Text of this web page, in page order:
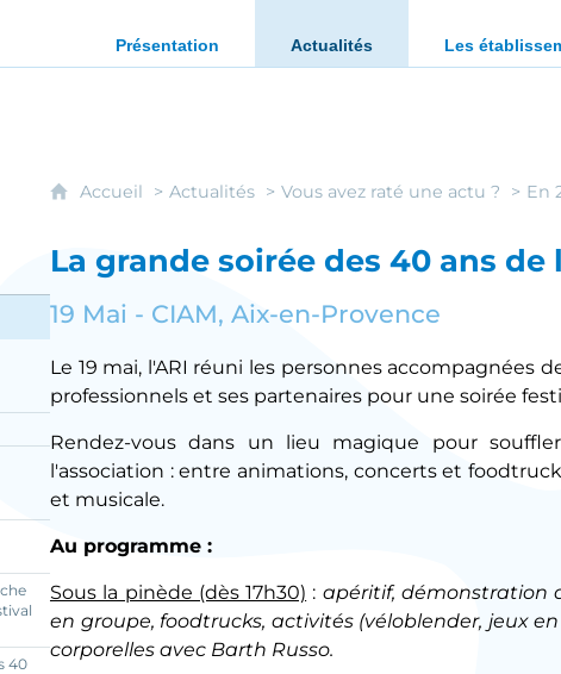
régionale pour l'intégration des personnes en situation
Présentation Actualités Les
40
Accueil Actualités Vous avez raté une actu ? En
La grande soirée des 40 ans de
19 Mai - CIAM, Aix-en-Provence
Le 19 mai, l'ARI réuni les personnes accompagnées
professionnels et ses partenaires pour une soirée
Rendez-vous dans un lieu magique pour
l'association : entre animations, concerts et
et musicale.
Au programme :
Sous la pinède (dès 17h30) : apéritif, démonstration
en groupe, foodtrucks, activités (véloblender, jeux
corporelles avec Barth Russo.